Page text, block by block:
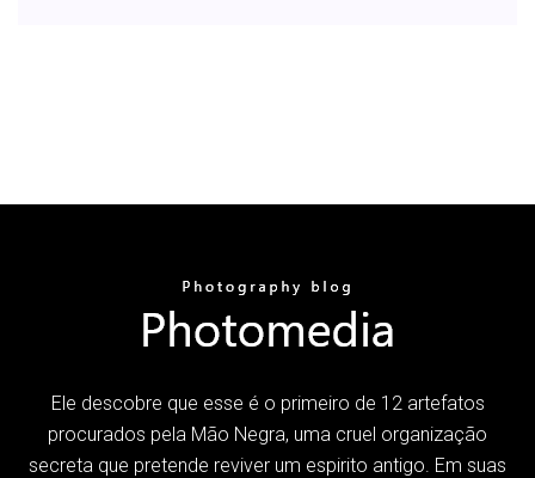
Ele descobre que esse é o primeiro de 12 artefatos
procurados pela Mão Negra, uma cruel organização
secreta que pretende reviver um espirito antigo. Em suas